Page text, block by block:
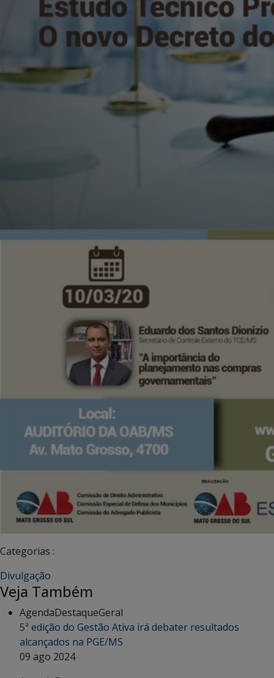
Categorias :
Divulgação
Veja Também
AgendaDestaqueGeral
5ª edição do Gestão Ativa irá debater resultados
alcançados na PGE/MS
09 ago 2024